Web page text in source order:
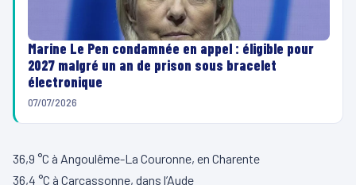
Marine Le Pen condamnée en appel : éligible pour
2027 malgré un an de prison sous bracelet
électronique
07/07/2026
36,9 °C à Angoulême-La Couronne, en Charente
36,4 °C à Carcassonne, dans l’Aude